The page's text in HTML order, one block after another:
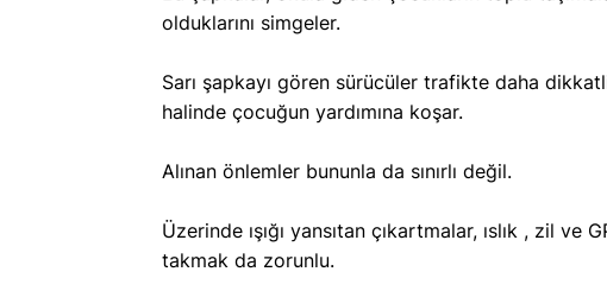
olduklarını simgeler.
Sarı şapkayı gören sürücüler trafikte daha
halinde çocuğun yardımına koşar.
Alınan önlemler bununla da sınırlı değil.
Üzerinde ışığı yansıtan çıkartmalar, ıslık , zil
takmak da zorunlu.